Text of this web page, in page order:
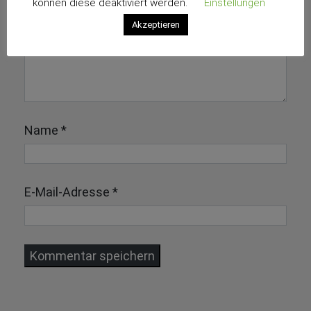
Name *
E-Mail-Adresse *
Akzeptieren